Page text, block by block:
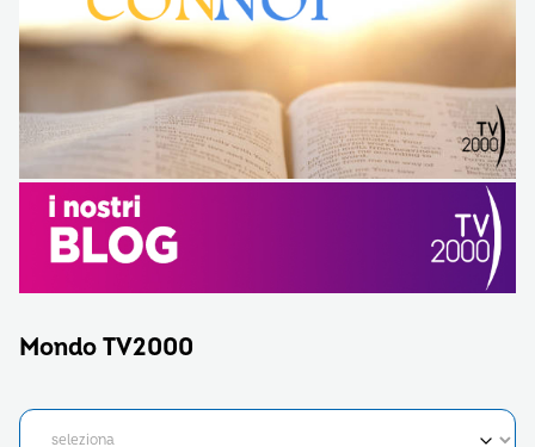
Mondo TV2000